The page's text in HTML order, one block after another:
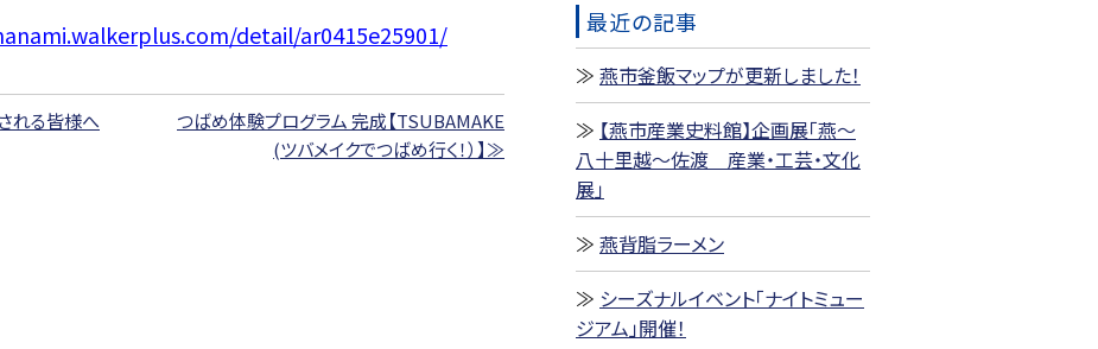
detail/ar0415e25901/
れる皆様へ
つばめ体験プログラム 完成【TSUBAMAKE
(ツバメイクでつばめ行く！）】≫
最近の記事
燕市釜飯マップが更新しました！
【燕市産業史料館】企画展「燕～
八十里越～佐渡 産業・工芸・文化
展」
燕背脂ラーメン
シーズナルイベント「ナイトミュー
ジアム」開催！